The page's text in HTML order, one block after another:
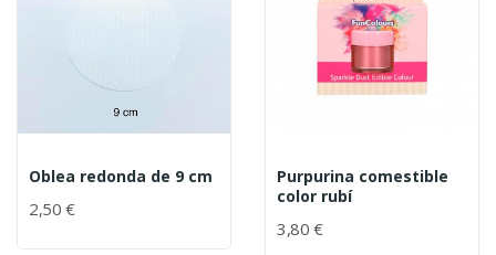
Oblea redonda de 9 cm
2,50 €
Purpurina comestible
color rubí
3,80 €